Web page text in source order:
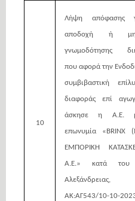
10
Λήψη απόφασης
αποδοχή ή
γνωμοδότησης
που αφορά την
συμβιβαστική
διαφοράς επί
άσκησε η Α.Ε.
επωνυμία «BRINX
ΕΜΠΟΡΙΚΗ
Α.Ε.» κατά του
ΑΚ:ΑΓ543/10-10-